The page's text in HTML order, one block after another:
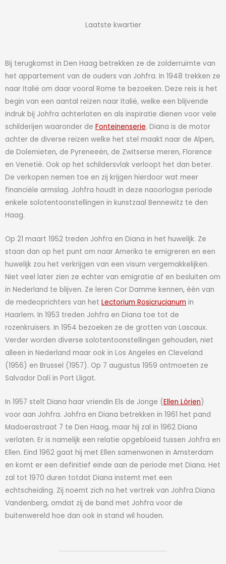
Laatste kwartier
Bij terugkomst in Den Haag betrekken ze de zolderruimte van
het appartement van de ouders van Johfra. In 1948 trekken ze
naar Italië om daar vooral Rome te bezoeken. Deze reis is het
begin van een aantal reizen naar Italië, welke een blijvende
indruk bij Johfra achterlaten en als inspiratie dienen voor vele
schilderijen waaronder de Fonteinenserie. Diana is de motor
achter de diverse reizen welke het stel maakt naar de Alpen,
de Dolemieten, de Pyreneeën, de Zwitserse meren, Florence
en Venetië. Ook op het schildersvlak verloopt het dan beter.
De verkopen nemen toe en zij krijgen hierdoor wat meer
financiële armslag. Johfra houdt in deze naoorlogse periode
enkele solotentoonstellingen in kunstzaal Bennewitz te den
Haag.
Op 21 maart 1952 treden Johfra en Diana in het huwelijk. Ze
staan dan op het punt om naar Amerika te emigreren en een
huwelijk zou het verkrijgen van een visum vergemakkelijken.
Niet veel later zien ze echter van emigratie af en besluiten om
in Nederland te blijven. Ze leren Cor Damme kennen, één van
de medeoprichters van het Lectorium Rosicrucianum in
Haarlem. In 1953 treden Johfra en Diana toe tot de
rozenkruisers. In 1954 bezoeken ze de grotten van Lascaux.
Verder worden diverse solotentoonstellingen gehouden, niet
alleen in Nederland maar ook in Los Angeles en Cleveland
(1956) en Brussel (1957). Op 7 augustus 1959 ontmoeten ze
Salvador Dalí in Port Lligat.
In 1957 stelt Diana haar vriendin Els de Jonge (Ellen Lórien)
voor aan Johfra. Johfra en Diana betrekken in 1961 het pand
Madoerastraat 7 te Den Haag, maar hij zal in 1962 Diana
verlaten. Er is namelijk een relatie opgebloeid tussen Johfra en
Ellen. Eind 1962 gaat hij met Ellen samenwonen in Amsterdam
en komt er een definitief einde aan de periode met Diana. Het
zal tot 1970 duren totdat Diana instemt met een
echtscheiding. Zij noemt zich na het vertrek van Johfra Diana
Vandenberg, omdat zij de band met Johfra voor de
buitenwereld hoe dan ook in stand wil houden.